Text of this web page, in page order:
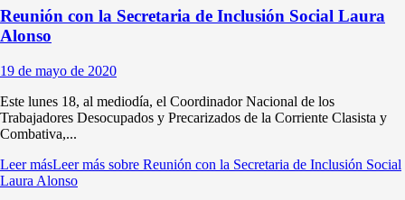
Reunión con la Secretaria de Inclusión Social Laura
Alonso
19 de mayo de 2020
Este lunes 18, al mediodía, el Coordinador Nacional de los
Trabajadores Desocupados y Precarizados de la Corriente Clasista y
Combativa,...
Leer másLeer más sobre Reunión con la Secretaria de Inclusión Social
Laura Alonso